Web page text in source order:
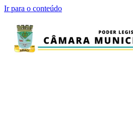
Ir para o conteúdo